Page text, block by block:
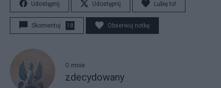
Udostępnij Udostępnij Lubię to!
Skomentuj 18 Obserwuj notkę
O mnie
zdecydowany